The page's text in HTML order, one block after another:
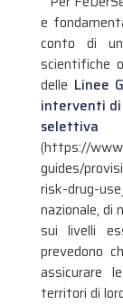
e
conto di
scientifiche
delle Linee
interventi di
selettiva
(https://
guides/
risk-drug-
nazionale, di
sui livelli
prevedono
assicurare
territori di